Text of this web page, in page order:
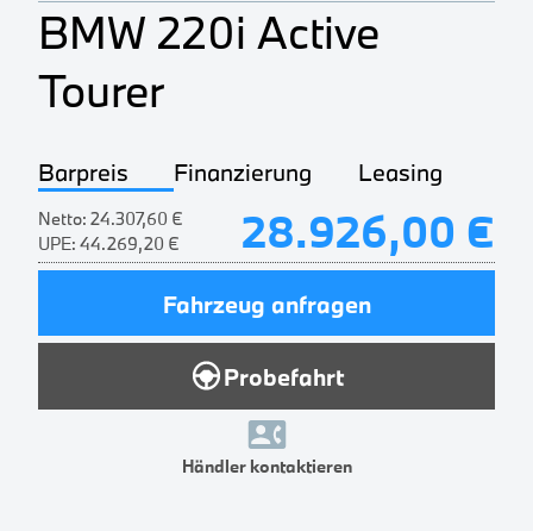
BMW 220i Active
Tourer
Barpreis Finanzierung Leasing
Netto: 24.307,60 €
UPE: 44.269,20 € 28.926,00 €
Fahrzeug anfragen
Probefahrt
Händler kontaktieren